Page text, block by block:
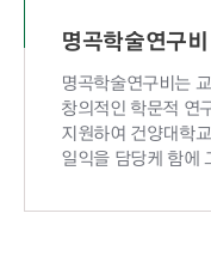
명곡학술연구비
명곡학술연구비는
창의적인 학문적 연
지원하여 건양대학
일익을 담당케 함에